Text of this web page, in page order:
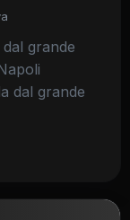
grande
dal grande